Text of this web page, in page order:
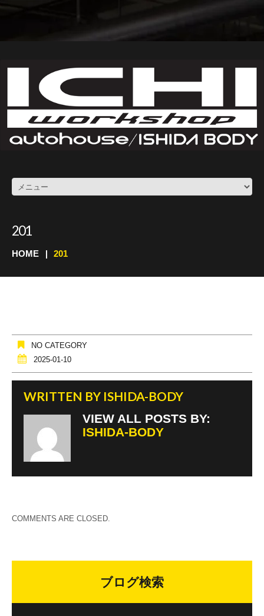
201
HOME 201
NO CATEGORY
2025-01-10
WRITTEN BY ISHIDA-BODY
VIEW ALL POSTS BY:
ISHIDA-BODY
COMMENTS ARE CLOSED.
ブログ検索